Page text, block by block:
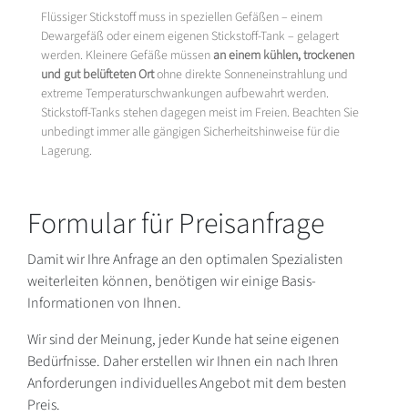
Flüssiger Stickstoff muss in speziellen Gefäßen – einem
Dewargefäß oder einem eigenen Stickstoff-Tank – gelagert
werden. Kleinere Gefäße müssen an einem kühlen, trockenen
und gut belüfteten Ortohne direkte Sonneneinstrahlung und
extreme Temperaturschwankungen aufbewahrt werden.
Stickstoff-Tanks stehen dagegen meist im Freien. Beachten Sie
unbedingt immer alle gängigen Sicherheitshinweise für die
Lagerung.
Formular für Preisanfrage
Damit wir Ihre Anfrage an den optimalen Spezialisten
weiterleiten können, benötigen wir einige Basis-
Informationen von Ihnen.
Wir sind der Meinung, jeder Kunde hat seine eigenen
Bedürfnisse. Daher erstellen wir Ihnen ein nach Ihren
Anforderungen individuelles Angebot mit dem besten
Preis.